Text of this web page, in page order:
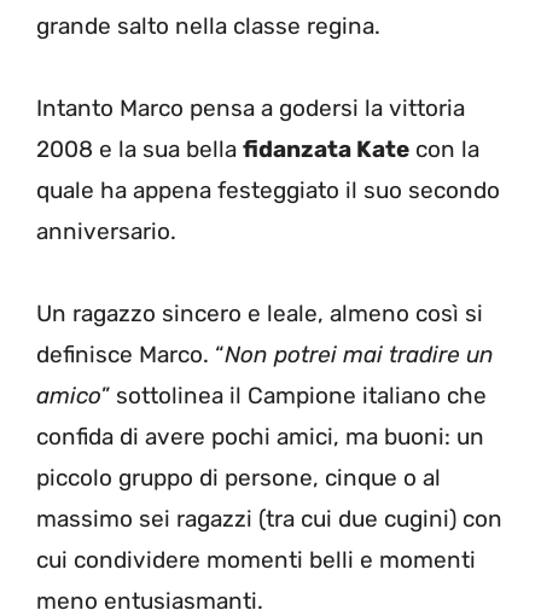
grande salto nella classe regina.
Intanto Marco pensa a godersi la vittoria
2008 e la sua bella fidanzata Kate con la
quale ha appena festeggiato il suo secondo
anniversario.
Un ragazzo sincero e leale, almeno così si
definisce Marco. “Non potrei mai tradire un
amico” sottolinea il Campione italiano che
confida di avere pochi amici, ma buoni: un
piccolo gruppo di persone, cinque o al
massimo sei ragazzi (tra cui due cugini) con
cui condividere momenti belli e momenti
meno entusiasmanti.